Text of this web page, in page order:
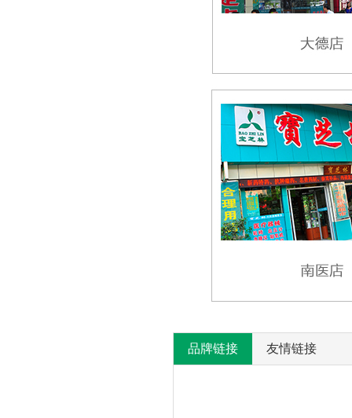
品牌链接 友情链接